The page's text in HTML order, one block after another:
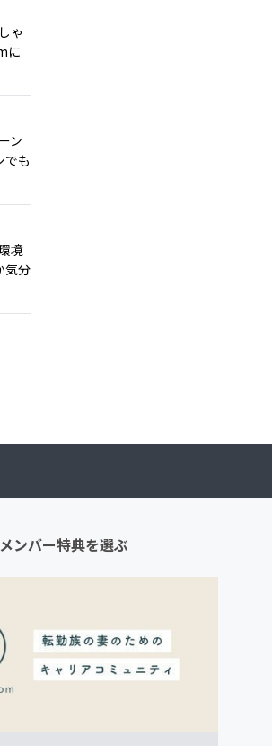
ゃ
に
ン
でも
境
気分
メンバー特典を選ぶ